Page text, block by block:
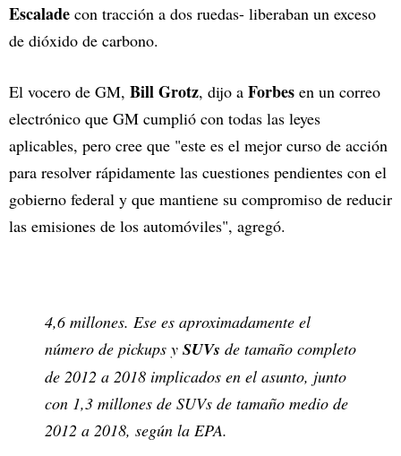
Escalade con tracción a dos ruedas- liberaban un exceso
de dióxido de carbono.
El vocero de GM, Bill Grotz, dijo a Forbes en un correo
electrónico que GM cumplió con todas las leyes
aplicables, pero cree que "este es el mejor curso de acción
para resolver rápidamente las cuestiones pendientes con el
gobierno federal y que mantiene su compromiso de reducir
las emisiones de los automóviles", agregó.
4,6 millones. Ese es aproximadamente el
número de pickups y SUVs de tamaño completo
de 2012 a 2018 implicados en el asunto, junto
con 1,3 millones de SUVs de tamaño medio de
2012 a 2018, según la EPA.